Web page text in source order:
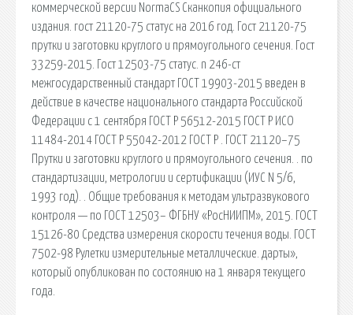
коммерческой версии NormaCS Сканкопия официального
издания. гост 21120-75 статус на 2016 год. Гост 21120-75
прутки и заготовки круглого и прямоугольного сечения. Гост
33259-2015. Гост 12503-75 статус. n 246-ст
межгосударственный стандарт ГОСТ 19903-2015 введен в
действие в качестве национального стандарта Российской
Федерации с 1 сентября ГОСТ Р 56512-2015 ГОСТ Р ИСО
11484-2014 ГОСТ Р 55042-2012 ГОСТ Р . ГОСТ 21120–75
Прутки и заготовки круглого и прямоугольного сечения. . по
стандартизации, метрологии и сертификации (ИУС N 5/6,
1993 год). . Общие требования к методам ультразвукового
контроля — по ГОСТ 12503– ФГБНУ «РосНИИПМ», 2015. ГОСТ
15126-80 Средства измерения скорости течения воды. ГОСТ
7502-98 Рулетки измерительные металлические. дарты»,
который опубликован по состоянию на 1 января текущего
года.